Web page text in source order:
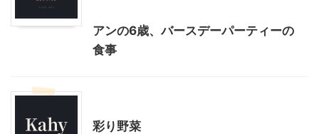
アンの6歳、バースデーパーティーの
食事
彩り野菜